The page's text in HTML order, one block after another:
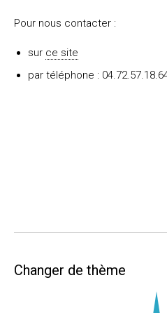
Pour nous contacter :
sur ce site
par téléphone :
Changer de thème